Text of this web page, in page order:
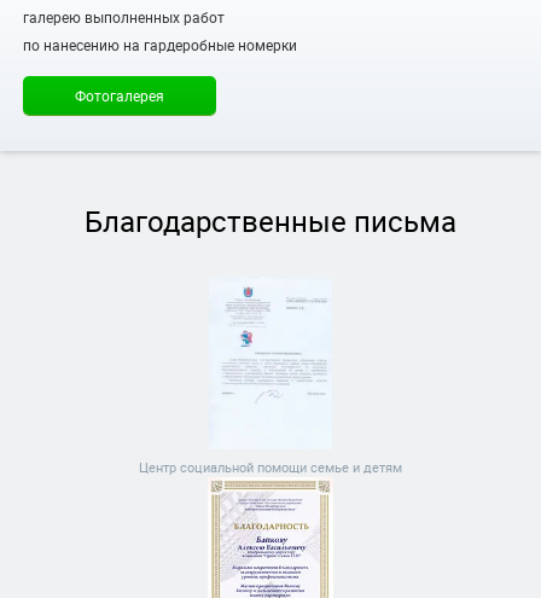
галерею выполненных работ
по нанесению на гардеробные номерки
Фотогалерея
Благодарственные письма
Центр социальной помощи семье и детям